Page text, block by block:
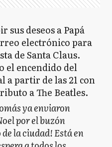
sus deseos a Papá
electrónico para
de Santa Claus.
el encendido del
a partir de las 21 con
a The Beatles.
ya enviaron
por el buzón
la ciudad! Está en